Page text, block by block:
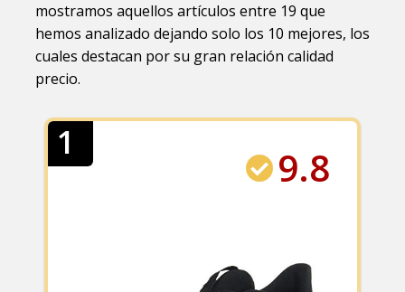
mostramos aquellos artículos entre 19 que
hemos analizado dejando solo los 10 mejores, los
cuales destacan por su gran relación calidad
precio.
1
9.8